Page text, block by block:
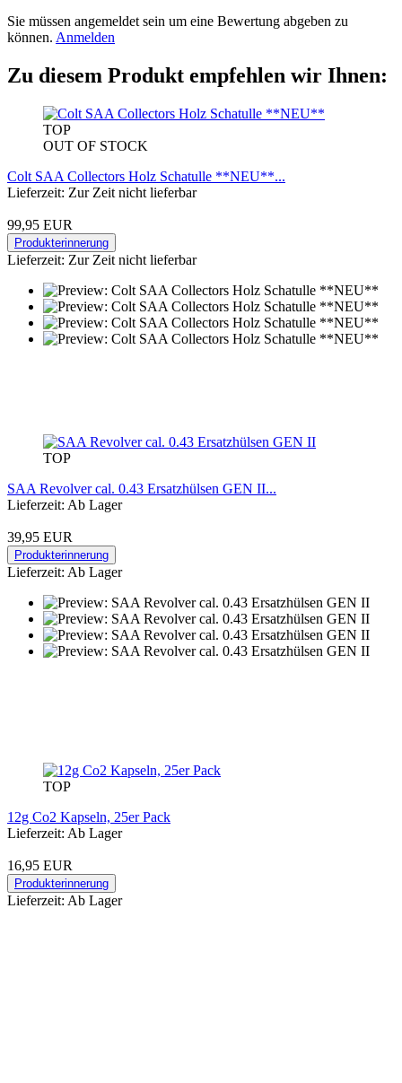
Sie müssen angemeldet sein um eine Bewertung abgeben zu
können. Anmelden
Zu diesem Produkt empfehlen wir Ihnen:
TOP
OUT OF STOCK
Colt SAA Collectors Holz Schatulle **NEU**...
Lieferzeit: Zur Zeit nicht lieferbar
99,95 EUR
Produkterinnerung
Lieferzeit: Zur Zeit nicht lieferbar
TOP
SAA Revolver cal. 0.43 Ersatzhülsen GEN II...
Lieferzeit: Ab Lager
39,95 EUR
Produkterinnerung
Lieferzeit: Ab Lager
TOP
12g Co2 Kapseln, 25er Pack
Lieferzeit: Ab Lager
16,95 EUR
Produkterinnerung
Lieferzeit: Ab Lager